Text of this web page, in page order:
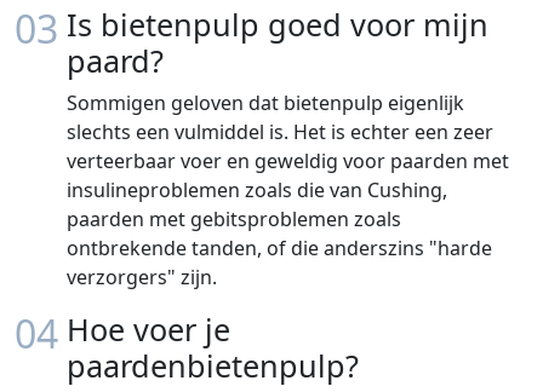
03 Is bietenpulp goed voor mijn
paard?
Sommigen geloven dat bietenpulp eigenlijk
slechts een vulmiddel is. Het is echter een zeer
verteerbaar voer en geweldig voor paarden met
insulineproblemen zoals die van Cushing,
paarden met gebitsproblemen zoals
ontbrekende tanden, of die anderszins "harde
verzorgers" zijn.
04 Hoe voer je
paardenbietenpulp?